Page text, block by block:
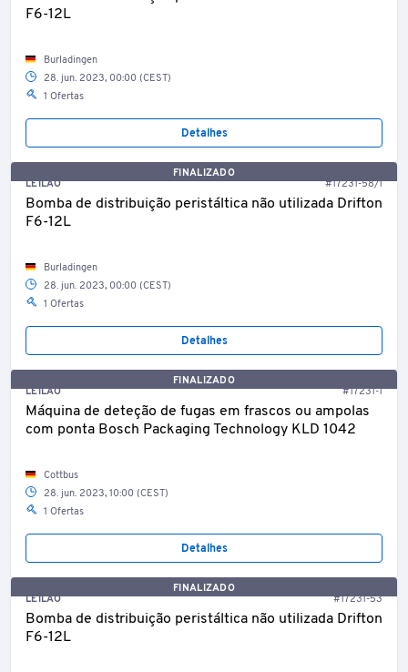
F6-12L
Burladingen
28. jun. 2023, 00:00 (CEST)
1 Ofertas
Detalhes
FINALIZADO
LEILÃO
#17231-58/1
Bomba de distribuição peristáltica não utilizada Drifton
F6-12L
Burladingen
28. jun. 2023, 00:00 (CEST)
1 Ofertas
Detalhes
FINALIZADO
LEILÃO
#17231-1
Máquina de deteção de fugas em frascos ou ampolas
com ponta Bosch Packaging Technology KLD 1042
Cottbus
28. jun. 2023, 10:00 (CEST)
1 Ofertas
Detalhes
FINALIZADO
LEILÃO
#17231-53
Bomba de distribuição peristáltica não utilizada Drifton
F6-12L